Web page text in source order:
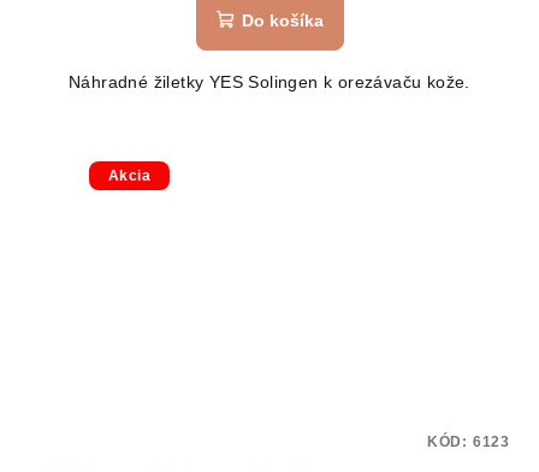
Do košíka
Náhradné žiletky YES Solingen k orezávaču kože.
Akcia
KÓD: 6123